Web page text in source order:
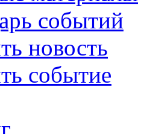
событий
новость
событие